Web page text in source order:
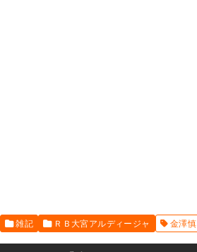
雑記 ＲＢ大宮アルディージャ 金澤慎